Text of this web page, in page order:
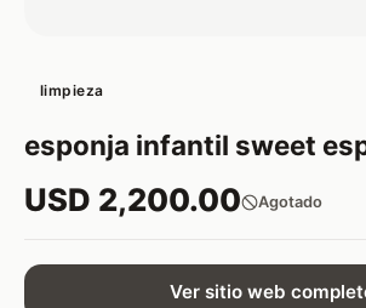
limpieza
esponja infantil sweet
USD 2,200.00 Agotado
Ver sitio web